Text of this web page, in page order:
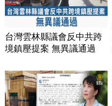
台灣雲林縣議會反中共跨
境鎮壓提案 無異議通過